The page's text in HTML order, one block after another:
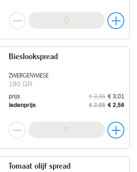
ZWERGENWIESE
180 GR
Bieslookspread
prijs € 3,35 € 3,01
ledenprijs
€ 2,85 € 2,56
Tomaat olijf spread